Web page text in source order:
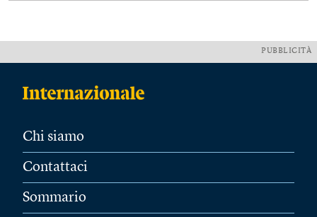
PUBBLICITÀ
Chi siamo
Contattaci
Sommario